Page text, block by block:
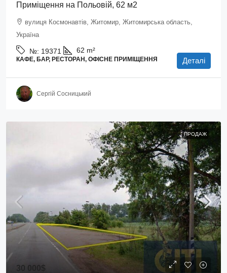
Приміщення на Польовій, 62 м2
вулиця Космонавтів, Житомир, Житомирська область,
Україна
№: 19371 62 m²
КАФЕ, БАР, РЕСТОРАН, ОФІСНЕ ПРИМІЩЕННЯ Деталі
Сергій Сосницький
ПРОДАЖ
30 000$